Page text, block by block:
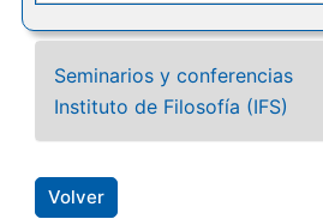
Seminarios y conferencias
Instituto de Filosofía (IFS)
Volver